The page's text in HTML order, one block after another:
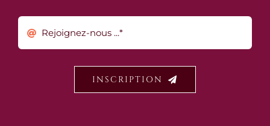
INSCRIPTION